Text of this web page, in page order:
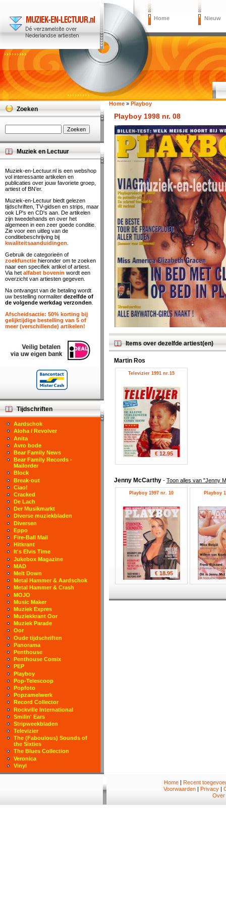
Home Nieuw
Home » Playboy
Playboy 1998 nr. 08
Items over dezelfde artiest(en)
Martin Ros
Televizier 1991 nr.15
€ 12.95
Jenny McCarthy - Toon alles van "Jenny
Playboy 1997 nr. 10
€ 18.95
Playboy
Zoeken
Muziek en Lectuur
Muziek-en-Lectuur.nl is een webshop
vol interessante artikelen en
publicaties over jouw favoriete groep,
artiest of BN'er.
Muziek-en-Lectuur biedt gelezen
tijdschriften, TV-gidsen en strips, maar
ook LP's en CD's aan. De artikelen
zijn tweedehands en over het
algemeen in een zeer goede conditie.
Zie voor een uitleg van de
conditiebeschrijving bij
kwaliteitsaanduidingen
Gebruik de categorieën of
zoekfunctie hieronder om te zoeken
naar een specifiek artikel of artiest.
Via het alfabet bovenin wordt een
overzicht van artiesten gegeven.
Na ontvangst van de betaling wordt
uw bestelling normaliter dezelfde of
de volgende werkdag verzonden
Afscheidsactie: 50% korting bij
gelijktijdige bestelling van 5 of
meer (verschillende) artikelen!
Tijdschriften
Aardschok
Aloha / Revolver
Anita
Avro bode
Bear Family News
Bear Family Records -
Mailorder
Block
Break-out
Ciao!
Cracked
De Lach
Der Musikmarkt
Diverse muziekbladen
Diversen
Eppo
Fire-Ball Mail
Hitkrant
It's Elvis Time
Jukebox Magazine
MAD
Melt Down
Metal Hammer & Aardschok
Metal Hammer & Crash
MOJO
Music Maker
Muziek Expres
Muziekkrant Oor
Muziek Parade
Oor
Oude tijdschriften
Panorama
Penthouse
Penthouse Comix
PEP
Playboy
Pop-Telescoop
Popfoto
Popzamelwerk
Record Collector
Rockville International
Smilin' Ears
Stripweekbladen
Televizier
The (Faboulous) Sounds of
the Sixties
The Blues Collection
Veronica
Vinyl
Home| Recent
Voorwaarden | Privacy |
Over